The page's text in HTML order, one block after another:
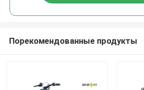
Порекомендованные продукты